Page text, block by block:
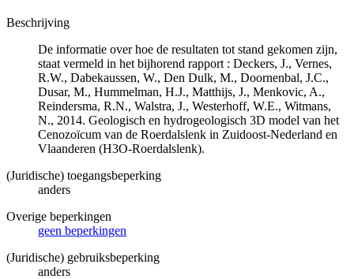
Beschrijving
De informatie over hoe de resultaten tot stand gekomen zijn,
staat vermeld in het bijhorend rapport : Deckers, J., Vernes,
R.W., Dabekaussen, W., Den Dulk, M., Doornenbal, J.C.,
Dusar, M., Hummelman, H.J., Matthijs, J., Menkovic, A.,
Reindersma, R.N., Walstra, J., Westerhoff, W.E., Witmans,
N., 2014. Geologisch en hydrogeologisch 3D model van het
Cenozoïcum van de Roerdalslenk in Zuidoost-Nederland en
Vlaanderen (H3O-Roerdalslenk).
(Juridische) toegangsbeperking
anders
Overige beperkingen
geen beperkingen
(Juridische) gebruiksbeperking
anders